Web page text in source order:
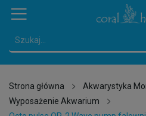
Strona główna
Akwarystyka
Wyposażenie Akwarium